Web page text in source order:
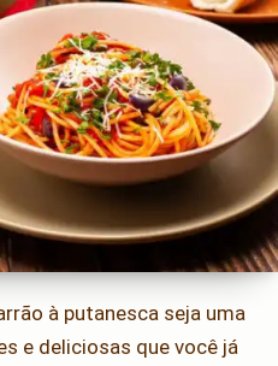
à putanesca seja uma
e deliciosas que você já